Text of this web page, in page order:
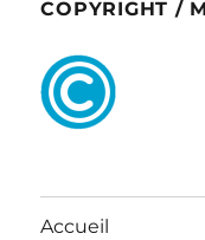
COPYRIGHT /
Accueil